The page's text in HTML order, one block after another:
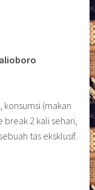
(makan
2 kali sehari,
tas eksklusif.